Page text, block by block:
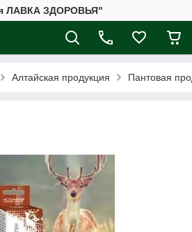
ЛАВКА ЗДОРОВЬЯ"
Алтайская продукция Пантовая